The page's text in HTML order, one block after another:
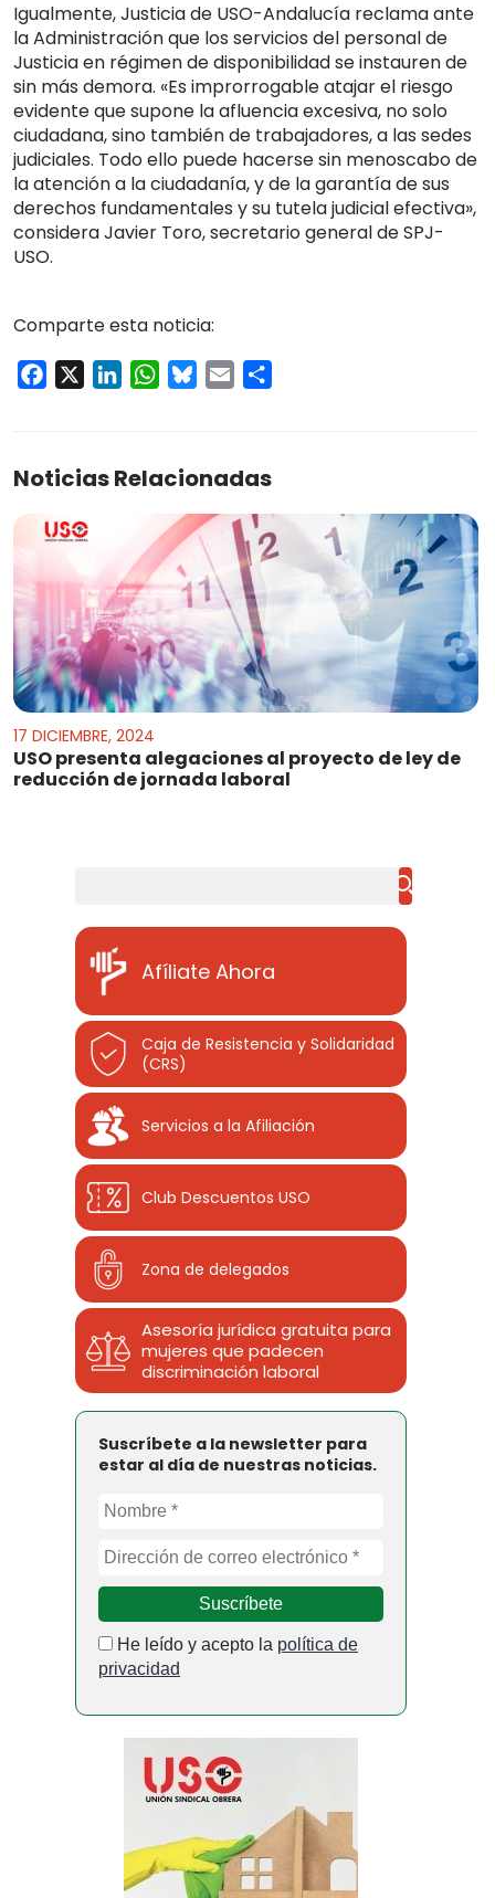
Igualmente, Justicia de USO-Andalucía reclama ante
la Administración que los servicios del personal de
Justicia en régimen de disponibilidad se instauren de
sin más demora. «Es improrrogable atajar el riesgo
evidente que supone la afluencia excesiva, no solo
ciudadana, sino también de trabajadores, a las sedes
judiciales. Todo ello puede hacerse sin menoscabo de
la atención a la ciudadanía, y de la garantía de sus
derechos fundamentales y su tutela judicial efectiva»,
considera Javier Toro, secretario general de SPJ-
USO.
Comparte esta noticia:
Facebook LinkedInWhatsApp
Bluesky
Email
Noticias Relacionadas
17 DICIEMBRE, 2024
USO presenta alegaciones al proyecto de ley de
reducción de jornada laboral
Afíliate Ahora
Caja de Resistencia y Solidaridad
(CRS)
Servicios a la Afiliación
Club Descuentos USO
Zona de delegados
Asesoría jurídica gratuita para
mujeres que padecen
discriminación laboral
Suscríbete a la newsletter para
estar al día de nuestras noticias.
He leído y acepto la política de
privacidad